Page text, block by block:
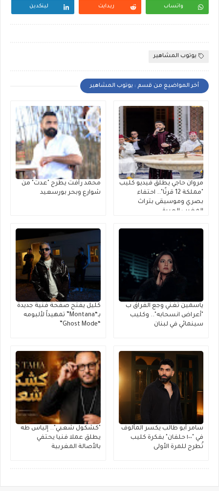
واتساب ريدايت لينكدين
يوتوب المشاهير
أخر المواضيع من قسم : يوتوب المشاهير
مروان حاجي يطلق فيديو كليب
"مملكة 12 قرنًا".. احتفاء
بصري وموسيقى بتراث
المغرب العريق
محمد رأفت يطرح "عدت" من
شوارع وبحر بورسعيد
ياسمين تغني وجع الفراق ب
"أعراض انسحابه".. وكليب
سينمائي في لبنان
كليل يفتح صفحة فنية جديدة
بـ“Montana” تمهيداً لألبومه
“Ghost Mode”
سامر أبو طالب يكسر المألوف
في "١٠٠ حلفان" بفكرة كليب
تُطرح للمرة الأولى
"كشكول شعبي".. إلياس طه
يطلق عملا فنيا يحتفي
بالأصالة المغربية